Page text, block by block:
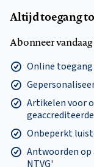
Altijd toegang
Abonneer
Online
Artikelen voor
Onbeperkt
Antwoorden op
NTVG'